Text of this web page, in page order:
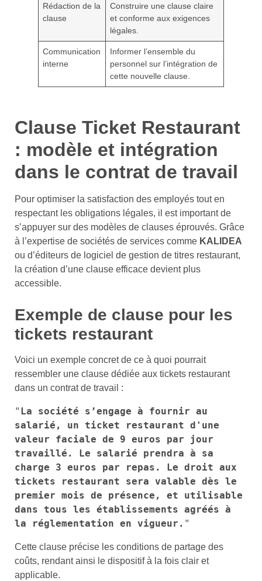
Rédaction de la
clause
Construire une clause claire
et conforme aux exigences
légales.
Communication
interne
Informer l’ensemble du
personnel sur l’intégration de
cette nouvelle clause.
Clause Ticket Restaurant
: modèle et intégration
dans le contrat de travail
Pour optimiser la satisfaction des employés tout en
respectant les obligations légales, il est important de
s’appuyer sur des modèles de clauses éprouvés. Grâce
à l’expertise de sociétés de services comme KALIDEA
ou d’éditeurs de logiciel de gestion de titres restaurant,
la création d’une clause efficace devient plus
accessible.
Exemple de clause pour les
tickets restaurant
Voici un exemple concret de ce à quoi pourrait
ressembler une clause dédiée aux tickets restaurant
dans un contrat de travail :
" La société s’engage à fournir au
salarié, un ticket restaurant d'une
valeur faciale de 9 euros par jour
travaillé. Le salarié prendra à sa
charge 3 euros par repas. Le droit aux
tickets restaurant sera valable dès le
premier mois de présence, et utilisable
dans tous les établissements agréés à
la réglementation en vigueur.
Cette clause précise les conditions de partage des
coûts, rendant ainsi le dispositif à la fois clair et
applicable.